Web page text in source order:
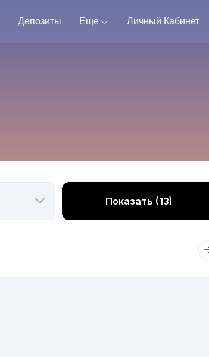
Депозиты Еще Личный Кабинет
Показать (13)